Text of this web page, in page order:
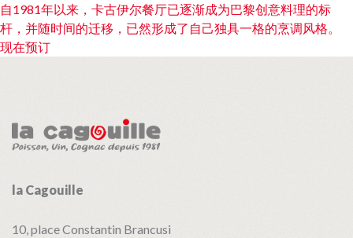
文
章
自1981年以来，卡古伊尔餐厅已逐渐成为巴黎创意料理的标
杆，并随时间的迁移，已然形成了自己独具一格的烹调风格。
现在预订
la Cagouille
10, place Constantin Brancusi